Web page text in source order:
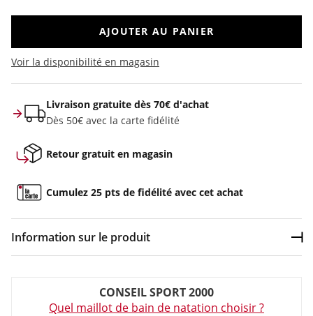
AJOUTER AU PANIER
Voir la disponibilité en magasin
Livraison gratuite dès 70€ d'achat
Dès 50€ avec la carte fidélité
Retour gratuit en magasin
Cumulez 25 pts de fidélité avec cet achat
Information sur le produit
Composition :
82% POLYESTER , 18% ELASTANE
CONSEIL SPORT 2000
Quel maillot de bain de natation choisir ?